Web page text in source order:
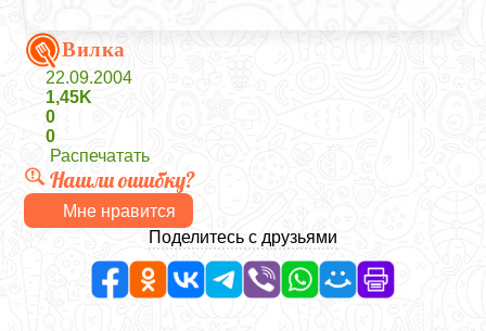
Вилка
22.09.2004
1,45K
0
0
Распечатать
Нашли ошибку?
Мне нравится
Поделитесь с друзьями